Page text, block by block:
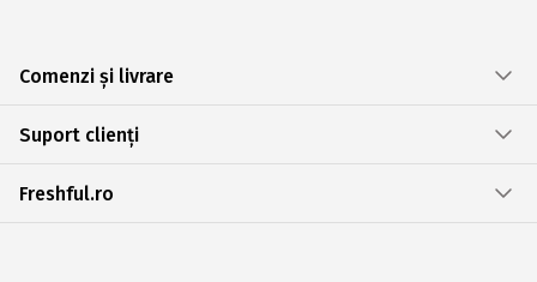
Comenzi și livrare
Suport clienți
Freshful.ro